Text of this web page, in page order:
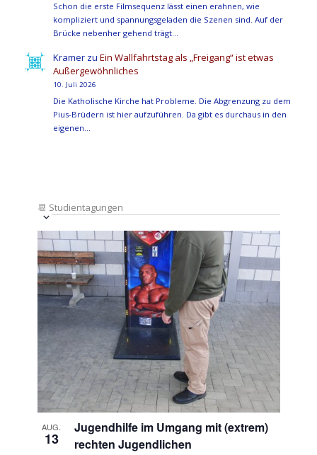
Schon die erste Filmsequenz lässt einen erahnen, wie
kompliziert und spannungsgeladen die Szenen sind. Auf der
Brücke nebenher gehend trägt…
Kramer zuEin Wallfahrtstag als „Freigang“ ist etwas
Außergewöhnliches
10. Juli 2026
Die Katholische Kirche hat Probleme. Die Abgrenzung zu dem
Pius-Brüdern ist hier aufzuführen. Da gibt es durchaus in den
eigenen…
📆 Studientagungen
Ansichten-
Navigation
Veranstaltung
Ansichten-
Navigation
Datum
auswählen.
List
of
Veranstaltungen
in
Photo
View
AUG.
13
Jugendhilfe im Umgang mit (extrem)
rechten Jugendlichen